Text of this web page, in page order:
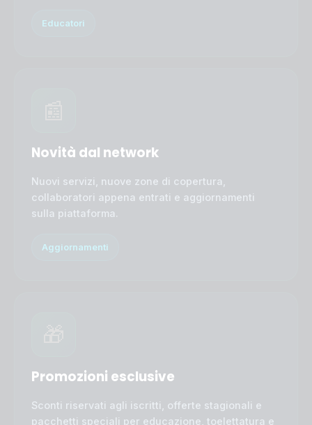
Educatori
Novità dal network
Nuovi servizi, nuove zone di copertura,
collaboratori appena entrati e aggiornamenti
sulla piattaforma.
Aggiornamenti
Promozioni esclusive
Sconti riservati agli iscritti, offerte stagionali e
pacchetti speciali per educazione, toelettatura e